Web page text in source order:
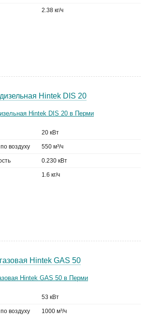
2.38 кг/ч
Hintek DIS 20
20 кВт
воздуху 550 м³/ч
0.230 кВт
1.6 кг/ч
Hintek GAS 50
53 кВт
воздуху 1000 м³/ч